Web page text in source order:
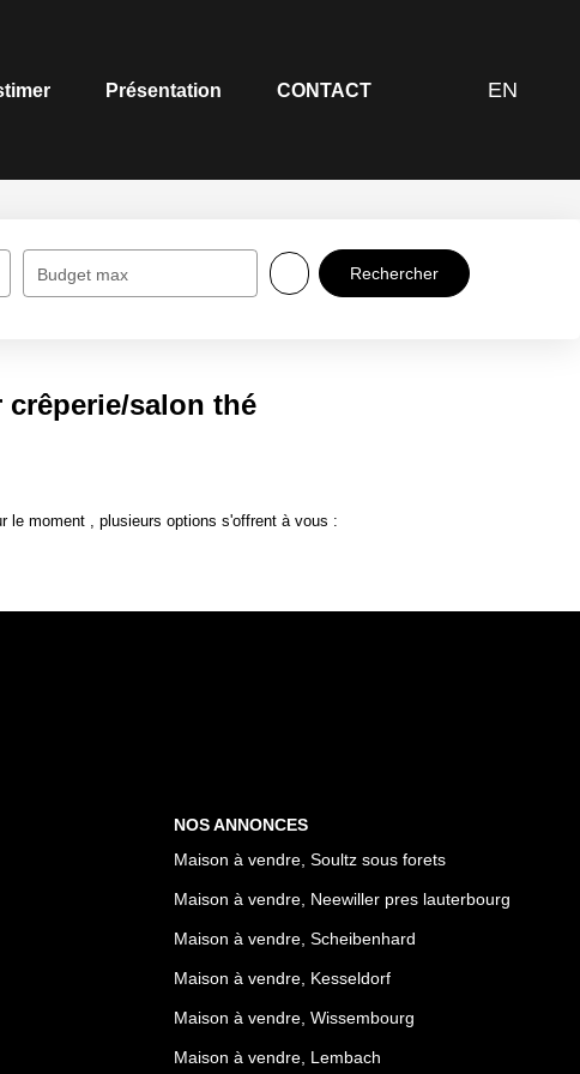
Présentation CONTACT EN
Budget max
salon thé
le moment , plusieurs options s'offrent à vous :
NOS ANNONCES
Maison à vendre, Soultz sous forets
Maison à vendre, Neewiller pres lauterbourg
Maison à vendre, Scheibenhard
Maison à vendre, Kesseldorf
Maison à vendre, Wissembourg
Maison à vendre, Lembach